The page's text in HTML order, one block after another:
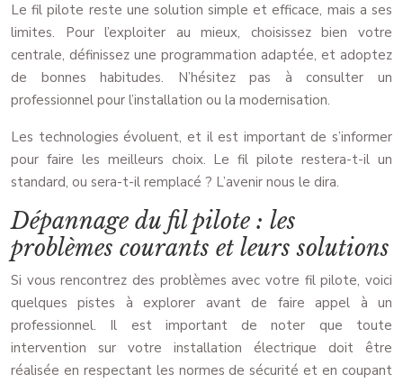
Le fil pilote reste une solution simple et efficace, mais a ses
limites. Pour l’exploiter au mieux, choisissez bien votre
centrale, définissez une programmation adaptée, et adoptez
de bonnes habitudes. N’hésitez pas à consulter un
professionnel pour l’installation ou la modernisation.
Les technologies évoluent, et il est important de s’informer
pour faire les meilleurs choix. Le fil pilote restera-t-il un
standard, ou sera-t-il remplacé ? L’avenir nous le dira.
Dépannage du fil pilote : les
problèmes courants et leurs solutions
Si vous rencontrez des problèmes avec votre fil pilote, voici
quelques pistes à explorer avant de faire appel à un
professionnel. Il est important de noter que toute
intervention sur votre installation électrique doit être
réalisée en respectant les normes de sécurité et en coupant